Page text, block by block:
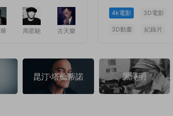
周星馳 古天樂
4k電影 3D電影
3D動畫 紀錄片
昆汀·塔倫蒂諾 黑澤明